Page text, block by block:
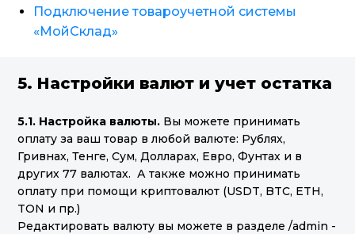
Подключение товароучетной системы
«МойСклад»
5. Настройки валют и учет остатка
5.1. Настройка валюты. Вы можете принимать
оплату за ваш товар в любой валюте: Рублях,
Гривнах, Тенге, Сум, Долларах, Евро, Фунтах и в
других 77 валютах. А также можно принимать
оплату при помощи криптовалют (USDT, BTC, ETH,
TON и пр.)
Редактировать валюту вы можете в разделе /admin -